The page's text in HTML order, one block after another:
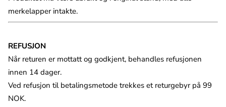
merkelapper intakte.
REFUSJON
Når returen er mottatt og godkjent, behandles refusjonen
innen 14 dager.
Ved refusjon til betalingsmetode trekkes et returgebyr på 99
NOK.